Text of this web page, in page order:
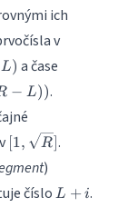
ich
v
L) a čase
L)\log
(R-L) )
− L)).
[1,\sqrt
R]
[1, R].
)
číslo L+i
L + i.